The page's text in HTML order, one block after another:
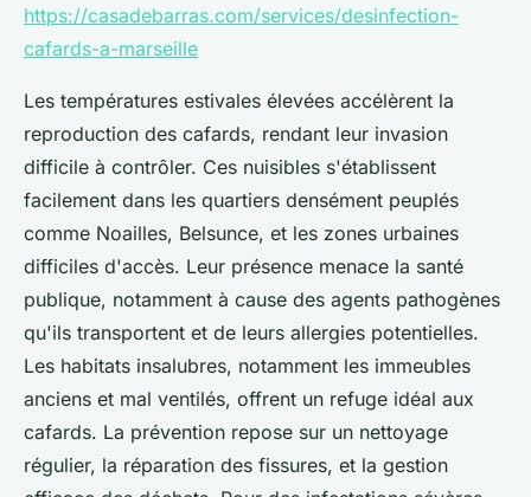
https://casadebarras.com/services/desinfection-
cafards-a-marseille
Les températures estivales élevées accélèrent la
reproduction des cafards, rendant leur invasion
difficile à contrôler. Ces nuisibles s'établissent
facilement dans les quartiers densément peuplés
comme Noailles, Belsunce, et les zones urbaines
difficiles d'accès. Leur présence menace la santé
publique, notamment à cause des agents pathogènes
qu'ils transportent et de leurs allergies potentielles.
Les habitats insalubres, notamment les immeubles
anciens et mal ventilés, offrent un refuge idéal aux
cafards. La prévention repose sur un nettoyage
régulier, la réparation des fissures, et la gestion